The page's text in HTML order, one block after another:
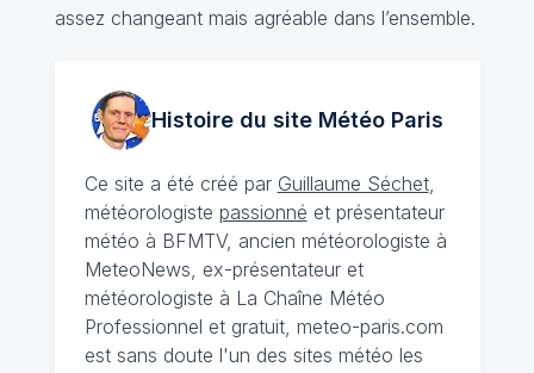
assez changeant mais agréable dans l’ensemble.
Histoire du site MétéoParis
Ce site a été créé par Guillaume Séchet,
météorologiste passionné et présentateur
météo à BFMTV, ancien météorologiste à
MeteoNews, ex-présentateur et
météorologiste à La Chaîne Météo
Professionnel et gratuit, meteo-paris.com
est sans doute l'un des sites météo les